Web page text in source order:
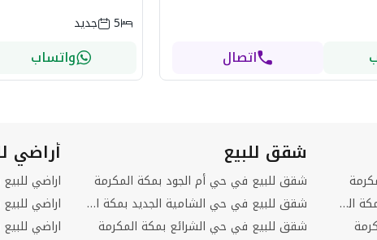
اتصال
5
جديد
واتساب
فلل للبيع في حي الشامية الجديد بمكة المكرمة
شقق للبيع
شقق للبيع في حي أم الجود بمكة المكرمة
شقق للبيع في حي الشامية الجديد بمكة المكرمة
شقق للبيع في حي الشرائع بمكة المكرمة
أراضي
اراضي